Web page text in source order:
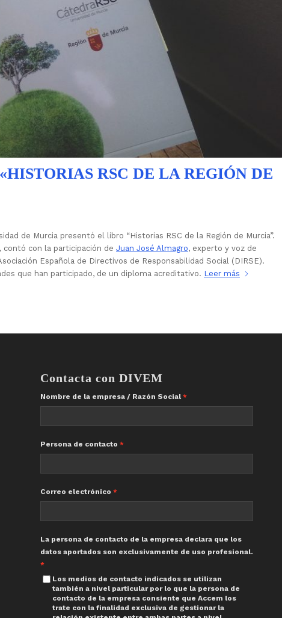
RSC DE LA REGIÓN DE
de Murcia presentó el libro “Historias RSC de la Región de Murcia”.
contó con la participación de Juan José Almagro, experto y voz de
Española de Directivos de Responsabilidad Social (DIRSE).
que han participado, de un diploma acreditativo. Leer más
Contacta con DIVEM
Nombre de la empresa / Razón Social
Persona de contacto
Correo electrónico
La persona de contacto de la empresa declara que los
datos aportados son exclusivamente de uso profesional.
Los medios de contacto indicados se utilizan
también a nivel particular por lo que la persona de
contacto de la empresa consiente que Accem los
trate con la finalidad exclusiva de gestionar la